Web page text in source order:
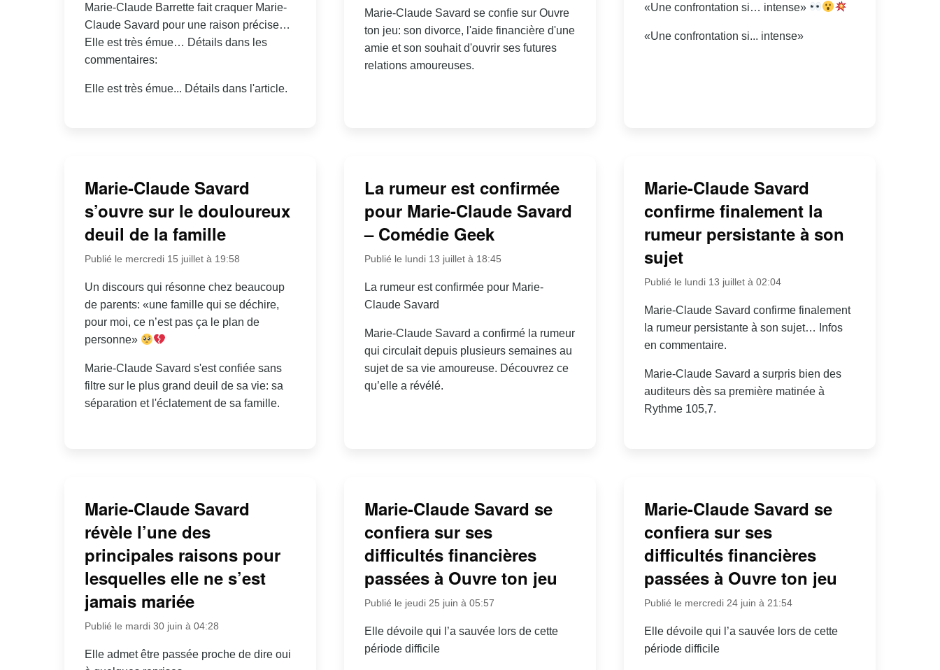
Marie-Claude Barrette fait craquer Marie-
Claude Savard pour une raison précise…
Elle est très émue… Détails dans les
commentaires:
Elle est très émue... Détails dans l'article.
Marie-Claude Savard se confie sur Ouvre
ton jeu: son divorce, l'aide financière d'une
amie et son souhait d'ouvrir ses futures
relations amoureuses.
«Une confrontation si… intense»
«Une confrontation si... intense»
Marie-Claude Savard
s’ouvre sur le douloureux
deuil de la famille
Publié le mercredi 15 juillet à 19:58
Un discours qui résonne chez beaucoup
de parents: «une famille qui se déchire,
pour moi, ce n’est pas ça le plan de
personne»
Marie-Claude Savard s'est confiée sans
filtre sur le plus grand deuil de sa vie: sa
séparation et l'éclatement de sa famille.
La rumeur est confirmée
pour Marie-Claude Savard
– Comédie Geek
Publié le lundi 13 juillet à 18:45
La rumeur est confirmée pour Marie-
Claude Savard
Marie-Claude Savard a confirmé la rumeur
qui circulait depuis plusieurs semaines au
sujet de sa vie amoureuse. Découvrez ce
qu’elle a révélé.
Marie-Claude Savard
confirme finalement la
rumeur persistante à son
sujet
Publié le lundi 13 juillet à 02:04
Marie-Claude Savard confirme finalement
la rumeur persistante à son sujet… Infos
en commentaire.
Marie-Claude Savard a surpris bien des
auditeurs dès sa première matinée à
Rythme 105,7.
Marie-Claude Savard
révèle l’une des
principales raisons pour
lesquelles elle ne s’est
jamais mariée
Publié le mardi 30 juin à 04:28
Elle admet être passée proche de dire oui
Marie-Claude Savard se
confiera sur ses
difficultés financières
passées à Ouvre ton jeu
Publié le jeudi 25 juin à 05:57
Elle dévoile qui l’a sauvée lors de cette
période difficile
Marie-Claude Savard se
confiera sur ses
difficultés financières
passées à Ouvre ton jeu
Publié le mercredi 24 juin à 21:54
Elle dévoile qui l’a sauvée lors de cette
période difficile